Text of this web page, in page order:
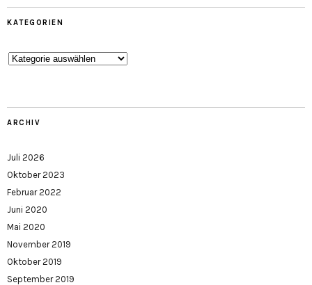
KATEGORIEN
Kategorien
ARCHIV
Juli 2026
Oktober 2023
Februar 2022
Juni 2020
Mai 2020
November 2019
Oktober 2019
September 2019